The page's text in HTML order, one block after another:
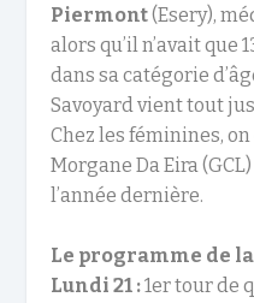
Piermont(Esery),
alors qu’il n’avait que
dans sa catégorie
Savoyard vient tout
Chez les féminines,
Morgane Da Eira
l’année dernière.
Le programme de
Lundi 21 :1er tour de